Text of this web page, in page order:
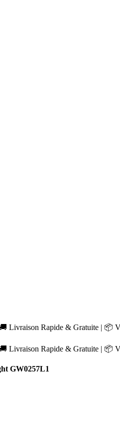
Livraison Rapide & Gratuite | 📦
Livraison Rapide & Gratuite | 📦
GW0257L1